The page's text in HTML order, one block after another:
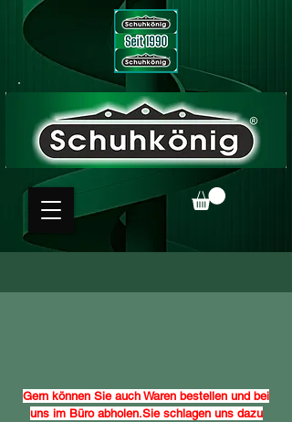
Gern können Sie auch Waren bestellen und bei
uns im Büro abholen.Sie schlagen uns dazu